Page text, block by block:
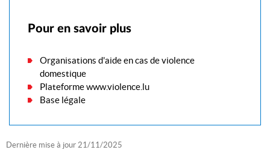
Pour en savoir plus
Organisations d'aide en cas de violence
domestique
Plateforme www.violence.lu
Base légale
Dernière mise à jour 21/11/2025